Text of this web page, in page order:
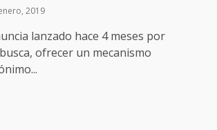
2019
lanzado hace 4 meses por
ofrecer un mecanismo